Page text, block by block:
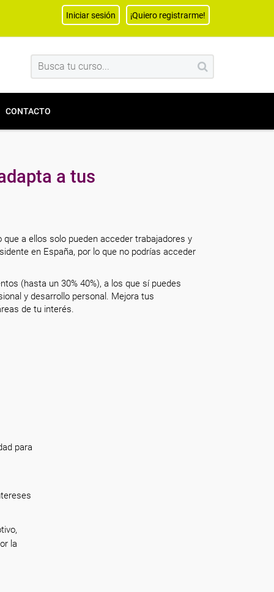
Iniciar sesión ¡Quiero registrarme!
CONTACTO
a tus
a ellos solo pueden acceder trabajadores y
en España, por lo que no podrías acceder
(hasta un 30% 40%), a los que sí puedes
y desarrollo personal. Mejora tus
de tu interés.
para
la